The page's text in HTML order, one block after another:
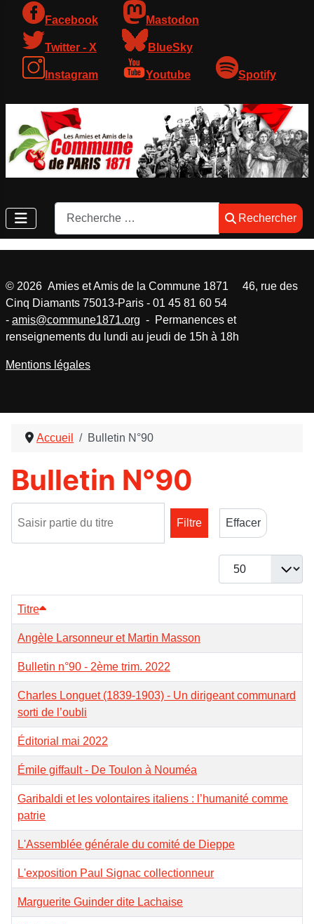
Facebook Mastodon
Twitter - X BlueSky
Instagram Youtube Spotify
Rechercher
Rechercher
Accueil Bulletin N°90
Bulletin N°90
Filtre
Effacer
Afficher #
Titre
Angèle Larsonneur et Martin Masson
Bulletin n°90 - 2ème trim. 2022
Charles Longuet (1839-1903) - Un dirigeant communard
sorti de l’oubli
Éditorial mai 2022
Émile giffault - De Toulon à Nouméa
Garibaldi et les volontaires italiens : l’humanité comme
patrie
L'Assemblée générale du comité de Dieppe
L'exposition Paul Signac collectionneur
Marguerite Guinder dite Lachaise
© 2026 Amies et Amis de la Commune 1871 46, rue des
Cinq Diamants 75013-Paris - 01 45 81 60 54
- amis@commune1871.org - Permanences et
renseignements du lundi au jeudi de 15h à 18h
Mentions légales